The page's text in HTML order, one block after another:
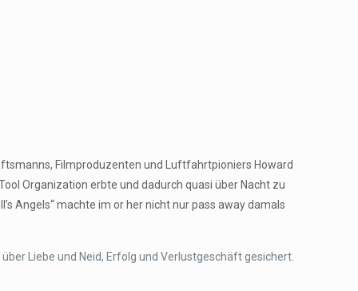
Filmproduzenten und Luftfahrtpioniers Howard
Organization erbte und dadurch quasi über Nacht zu
Angels“ machte im or her nicht nur pass away damals
Liebe und Neid, Erfolg und Verlustgeschäft gesichert.